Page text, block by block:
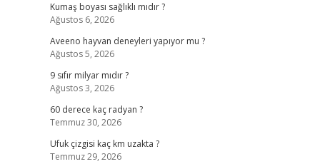
Kumaş boyası sağlıklı mıdır ?
Ağustos 6, 2026
Aveeno hayvan deneyleri yapıyor mu ?
Ağustos 5, 2026
9 sıfır milyar mıdır ?
Ağustos 3, 2026
60 derece kaç radyan ?
Temmuz 30, 2026
Ufuk çizgisi kaç km uzakta ?
Temmuz 29, 2026